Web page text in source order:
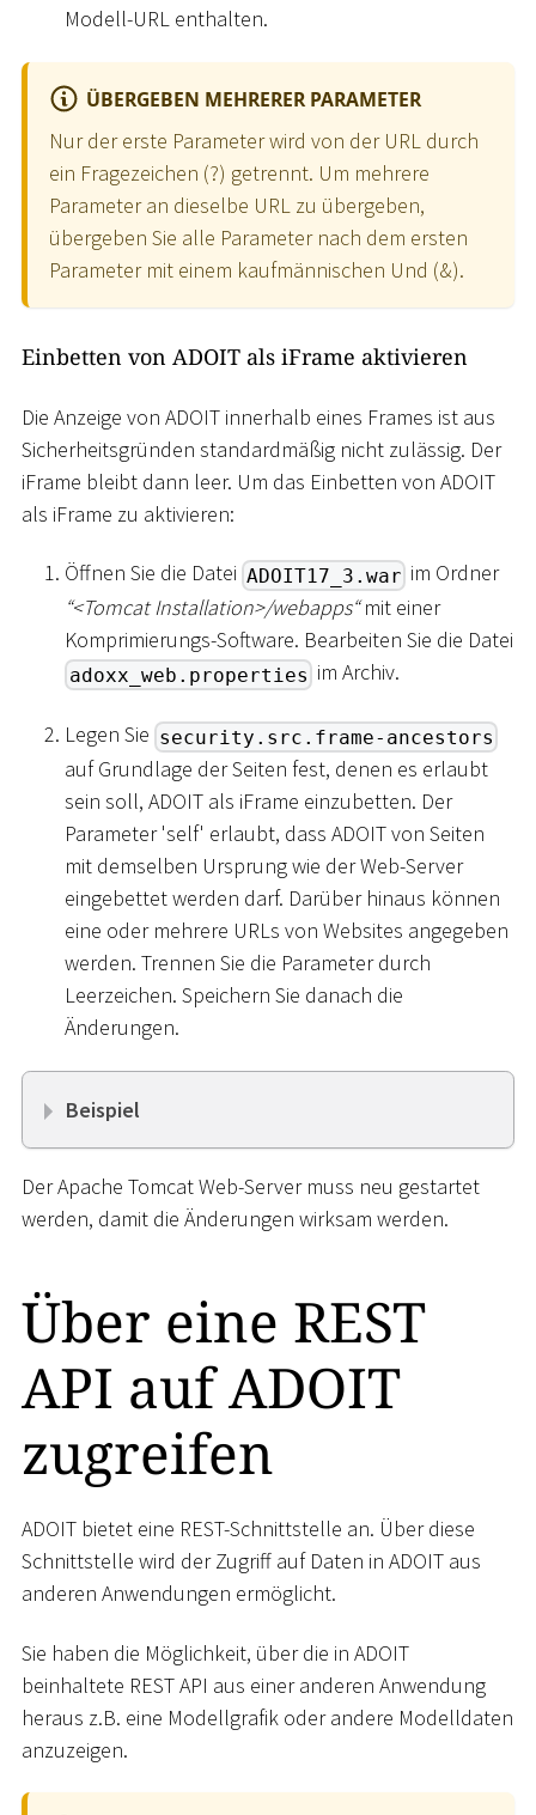
Modell-URL enthalten.
ÜBERGEBEN MEHRERER PARAMETER
Nur der erste Parameter wird von der URL durch
ein Fragezeichen (?) getrennt. Um mehrere
Parameter an dieselbe URL zu übergeben,
übergeben Sie alle Parameter nach dem ersten
Parameter mit einem kaufmännischen Und (&).
Einbetten von ADOIT als iFrame aktivieren
Die Anzeige von ADOIT innerhalb eines Frames ist aus
Sicherheitsgründen standardmäßig nicht zulässig. Der
iFrame bleibt dann leer. Um das Einbetten von ADOIT
als iFrame zu aktivieren:
Öffnen Sie die Datei ADOIT17_3.war im Ordner
“<Tomcat Installation>/webapps“mit einer
Komprimierungs-Software. Bearbeiten Sie die Datei
adoxx_web.properties im Archiv.
Legen Sie security.src.frame-ancestors
auf Grundlage der Seiten fest, denen es erlaubt
sein soll, ADOIT als iFrame einzubetten. Der
Parameter 'self' erlaubt, dass ADOIT von Seiten
mit demselben Ursprung wie der Web-Server
eingebettet werden darf. Darüber hinaus können
eine oder mehrere URLs von Websites angegeben
werden. Trennen Sie die Parameter durch
Leerzeichen. Speichern Sie danach die
Änderungen.
Beispiel
Der Apache Tomcat Web-Server muss neu gestartet
werden, damit die Änderungen wirksam werden.
Über eine REST
API auf ADOIT
zugreifen
ADOIT bietet eine REST-Schnittstelle an. Über diese
Schnittstelle wird der Zugriff auf Daten in ADOIT aus
anderen Anwendungen ermöglicht.
Sie haben die Möglichkeit, über die in ADOIT
beinhaltete REST API aus einer anderen Anwendung
heraus z.B. eine Modellgrafik oder andere Modelldaten
anzuzeigen.